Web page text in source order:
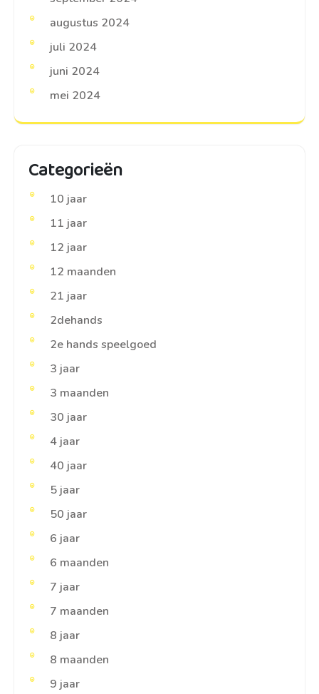
augustus 2024
juli 2024
juni 2024
mei 2024
Categorieën
10 jaar
11 jaar
12 jaar
12 maanden
21 jaar
2dehands
2e hands speelgoed
3 jaar
3 maanden
30 jaar
4 jaar
40 jaar
5 jaar
50 jaar
6 jaar
6 maanden
7 jaar
7 maanden
8 jaar
8 maanden
9 jaar